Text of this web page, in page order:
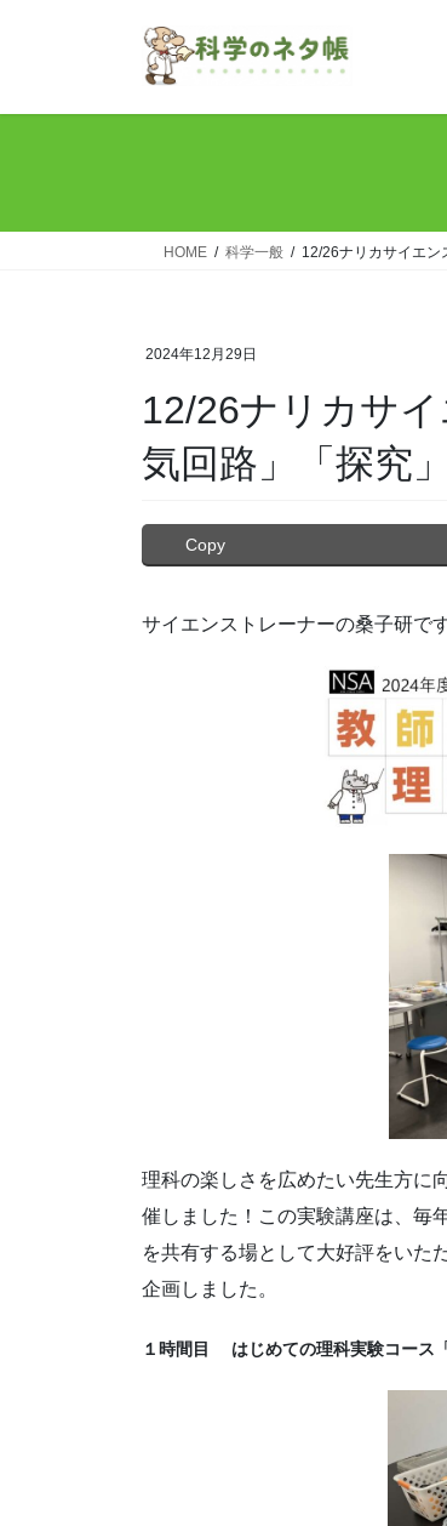
HOME 科学一般 12/26ナリカサイエン
2024年12月29日
12/26ナリカサ
気回路」「探究
Copy
サイエンストレーナーの桑子研で
理科の楽しさを広めたい先生方に
催しました！ この実験講座は、毎
を共有する場として大好評をいた
企画しました。
１時間目 はじめての理科実験コース